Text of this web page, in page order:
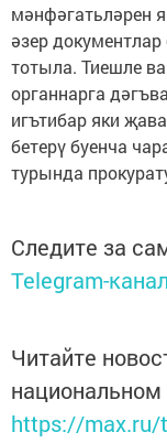
мәнфәгатьләрен
әзер
тотыла. Тиешле
органнарга
игътибар яки
бетерү буенча
турында
Следите за
Telegram-
Читайте
https://max.ru/